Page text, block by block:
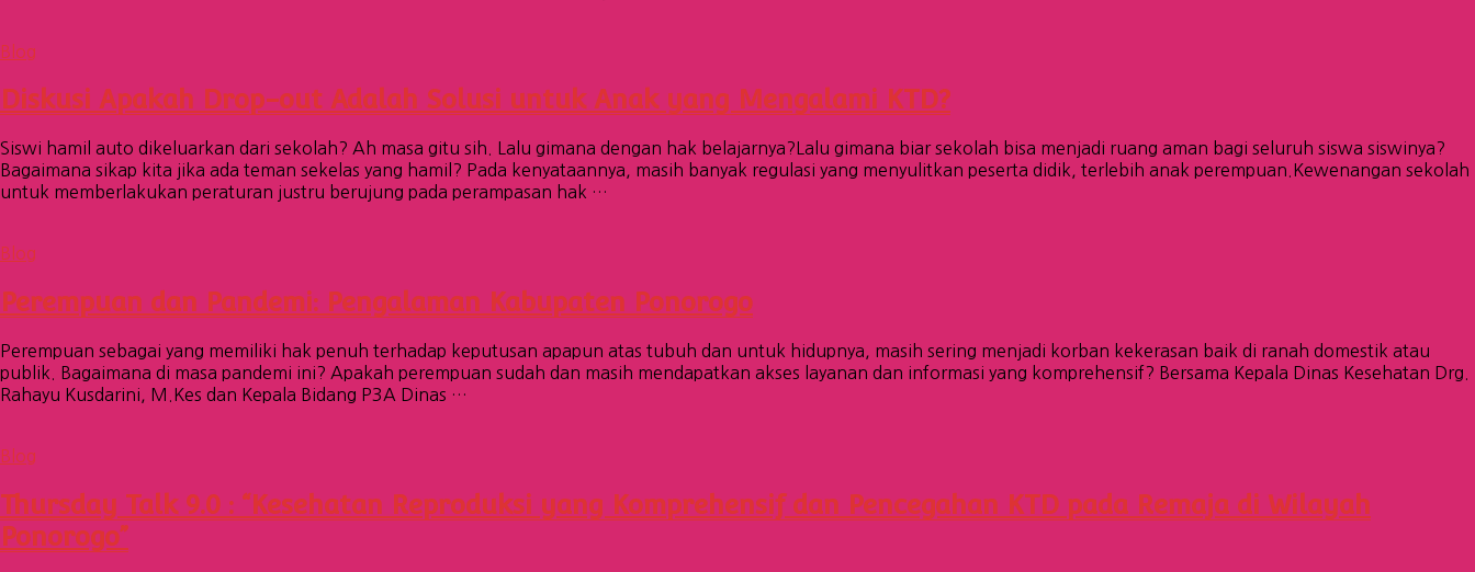
Blog
Diskusi Apakah Drop-out Adalah Solusi untuk Anak yang Mengalami KTD?
Siswi hamil auto dikeluarkan dari sekolah? Ah masa gitu sih. Lalu gimana dengan hak belajarnya?Lalu gimana biar sekolah bisa menjadi ruang aman bagi seluruh siswa siswinya?
Bagaimana sikap kita jika ada teman sekelas yang hamil? Pada kenyataannya, masih banyak regulasi yang menyulitkan peserta didik, terlebih anak perempuan.Kewenangan sekolah
untuk memberlakukan peraturan justru berujung pada perampasan hak …
Blog
Perempuan dan Pandemi: Pengalaman Kabupaten Ponorogo
Perempuan sebagai yang memiliki hak penuh terhadap keputusan apapun atas tubuh dan untuk hidupnya, masih sering menjadi korban kekerasan baik di ranah domestik atau
publik. Bagaimana di masa pandemi ini? Apakah perempuan sudah dan masih mendapatkan akses layanan dan informasi yang komprehensif? Bersama Kepala Dinas Kesehatan Drg.
Rahayu Kusdarini, M.Kes dan Kepala Bidang P3A Dinas …
Blog
Thursday Talk 9.0 : “Kesehatan Reproduksi yang Komprehensif dan Pencegahan KTD pada Remaja di Wilayah
Ponorogo”